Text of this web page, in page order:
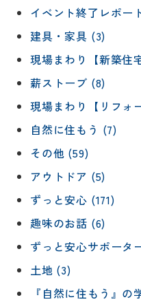
イベント終了レポー
建具・家具 (3)
現場まわり【新築住
薪ストーブ (8)
現場まわり【リフォ
自然に住もう (7)
その他 (59)
アウトドア (5)
ずっと安心 (171)
趣味のお話 (6)
ずっと安心サポータ
土地 (3)
『自然に住もう』の